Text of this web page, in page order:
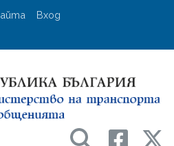
Премини
Вход